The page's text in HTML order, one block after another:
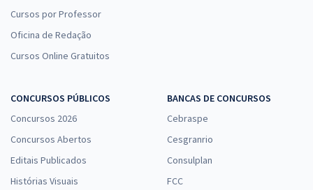
Cursos por Professor
Oficina de Redação
Cursos Online Gratuitos
CONCURSOS PÚBLICOS
Concursos 2026
Concursos Abertos
Editais Publicados
Histórias Visuais
BANCAS DE CONCURSOS
Cebraspe
Cesgranrio
Consulplan
FCC